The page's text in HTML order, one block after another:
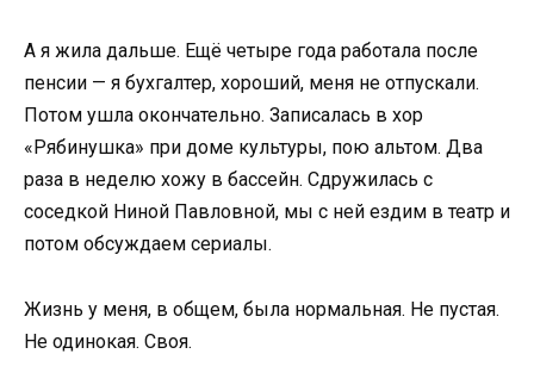
А я жила дальше. Ещё четыре года работала после
пенсии — я бухгалтер, хороший, меня не отпускали.
Потом ушла окончательно. Записалась в хор
«Рябинушка» при доме культуры, пою альтом. Два
раза в неделю хожу в бассейн. Сдружилась с
соседкой Ниной Павловной, мы с ней ездим в театр и
потом обсуждаем сериалы.
Жизнь у меня, в общем, была нормальная. Не пустая.
Не одинокая. Своя.